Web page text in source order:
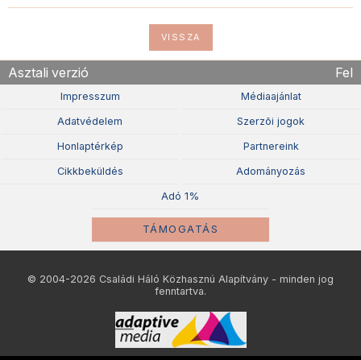
VISSZA
Asztali verzió Fel
Impresszum Médiaajánlat
Adatvédelem Szerzõi jogok
Honlaptérkép Partnereink
Cikkbeküldés Adományozás
Adó 1%
TÁMOGATÁS
© 2004-2026 Családi Háló Közhasznú Alapítvány - minden jog
fenntartva.